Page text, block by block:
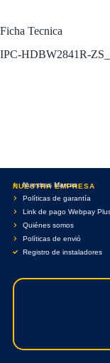
Ficha Tecnica
IPC-HDBW2841R-
NUESTRA EMPRESA
Nuestras Marcas
Políticas de garantía
Link de pago Webpay
Quiénes somos
Políticas de envió
Registro de instaladores